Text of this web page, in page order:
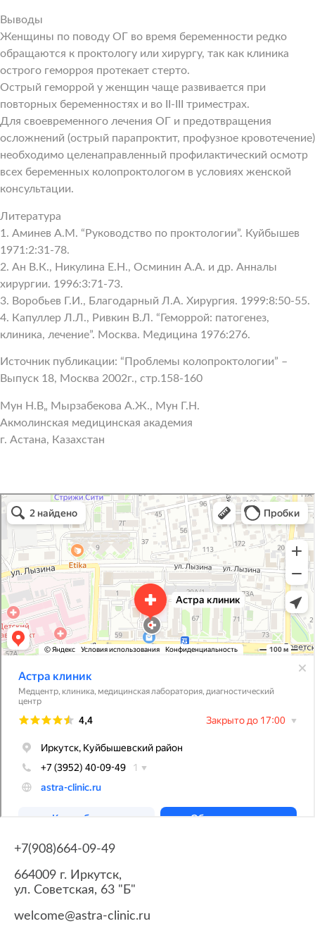
Выводы
Женщины по поводу ОГ во время беременности редко
обращаются к проктологу или хирургу, так как клиника
острого геморроя протекает стерто.
Острый геморрой у женщин чаще развивается при
повторных беременностях и во II-III триместрах.
Для своевременного лечения ОГ и предотвращения
осложнений (острый парапроктит, профузное кровотечение)
необходимо целенаправленный профилактический осмотр
всех беременных колопроктологом в условиях женской
консультации.
Литература
1. Аминев A.M. “Руководство по проктологии”. Куйбышев
1971:2:31-78.
2. Aн В.К., Никулина Е.Н., Осминин А.А. и др. Анналы
хирургии. 1996:3:71-73.
3. Воробьев Г.И., Благодарный Л.А. Хирургия. 1999:8:50-55.
4. Капуллер Л.Л., Ривкин В.Л. “Геморрой: патогенез,
клиника, лечение”. Москва. Медицина 1976:276.
Источник публикации: “Проблемы колопроктологии” –
Выпуск 18, Москва 2002г., стр.158-160
Мун Н.В„ Мырзабекова А.Ж., Мун Г.Н.
Акмолинская медицинская академия
г. Астана, Казахстан
Astra Clinic
Medical center, clinic in Irkutsk
Diagnostic center in Irkutsk
+7(908)664-09-49
664009 г. Иркутск,
ул. Советская, 63 "Б"
welcome@astra-clinic.ru